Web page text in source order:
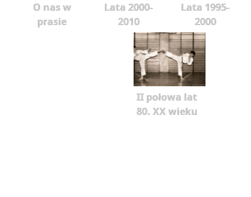
O nas w
prasie
Lata 2000-
2010
Lata 1995-
2000
II połowa lat
80. XX wieku